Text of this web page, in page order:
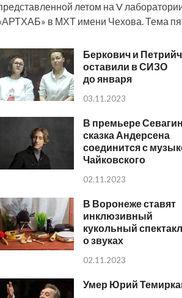
летом на V
в МХТ имени Чехова. Тема
Беркович и
оставили в СИЗО
до января
03.11.2023
В премьере
сказка Андерсена
соединится с
Чайковского
02.11.2023
В Воронеже ставят
инклюзивный
кукольный
о звуках
02.11.2023
Умер Юрий